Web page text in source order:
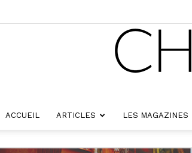
ACCUEIL ARTICLES LES MAGAZINES